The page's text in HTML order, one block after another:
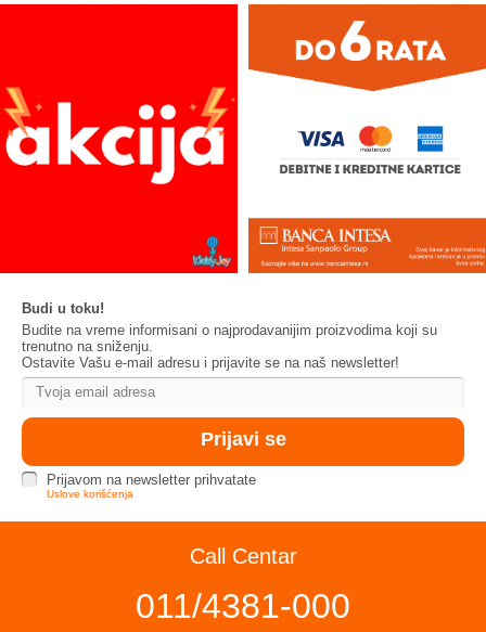
Budi u toku!
Budite na vreme informisani o najprodavanijim proizvodima koji su
trenutno na sniženju.
Ostavite Vašu e-mail adresu i prijavite se na naš newsletter!
Prijavom na newsletter prihvatate
Uslove korišćenja
Call Centar
011/4381-000